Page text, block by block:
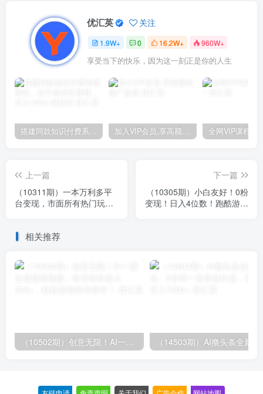
优汇英 关注
1.9W+ 0 16.2W+ 960W+
享受当下的快乐，因为这一刻正是你的人生
搭建同款知识付费系统网站，自己做站长挣钱，日入1000+很轻松 加入VIP会员,享高额的推广提成
上一篇
（10311期）一本万利多平
台变现，市面所有热门玩
下一篇
（10305期）小白友好！0粉
变现！日入4位数！跑酷游戏
相关推荐
（10502期）创意无限！AI一键生成漫画视频，每天轻松收入300+，粘贴复制简单操作！